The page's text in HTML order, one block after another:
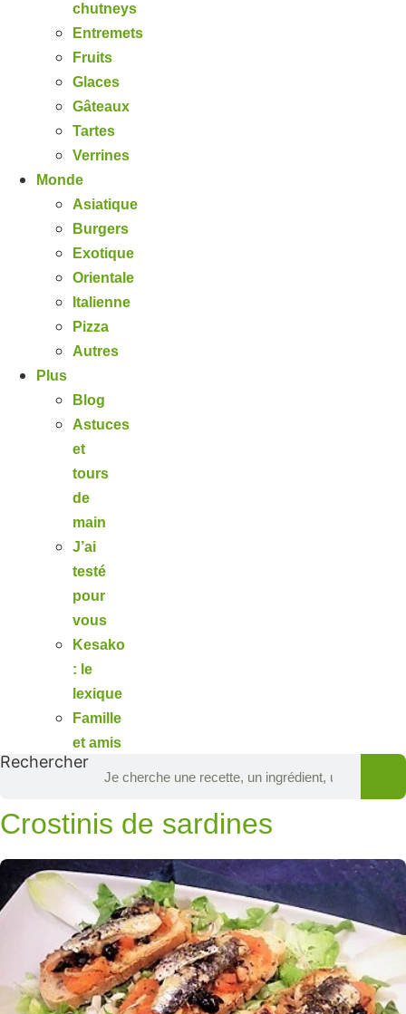
chutneys
Entremets
Fruits
Glaces
Gâteaux
Tartes
Verrines
Monde
Asiatique
Burgers
Exotique
Orientale
Italienne
Pizza
Autres
Plus
Blog
Astuces
et
tours
de
main
J’ai
testé
pour
vous
Kesako
: le
lexique
Famille
et amis
Rechercher
Crostinis de sardines